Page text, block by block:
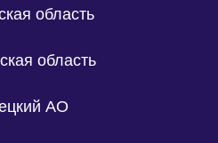
область
область
АО